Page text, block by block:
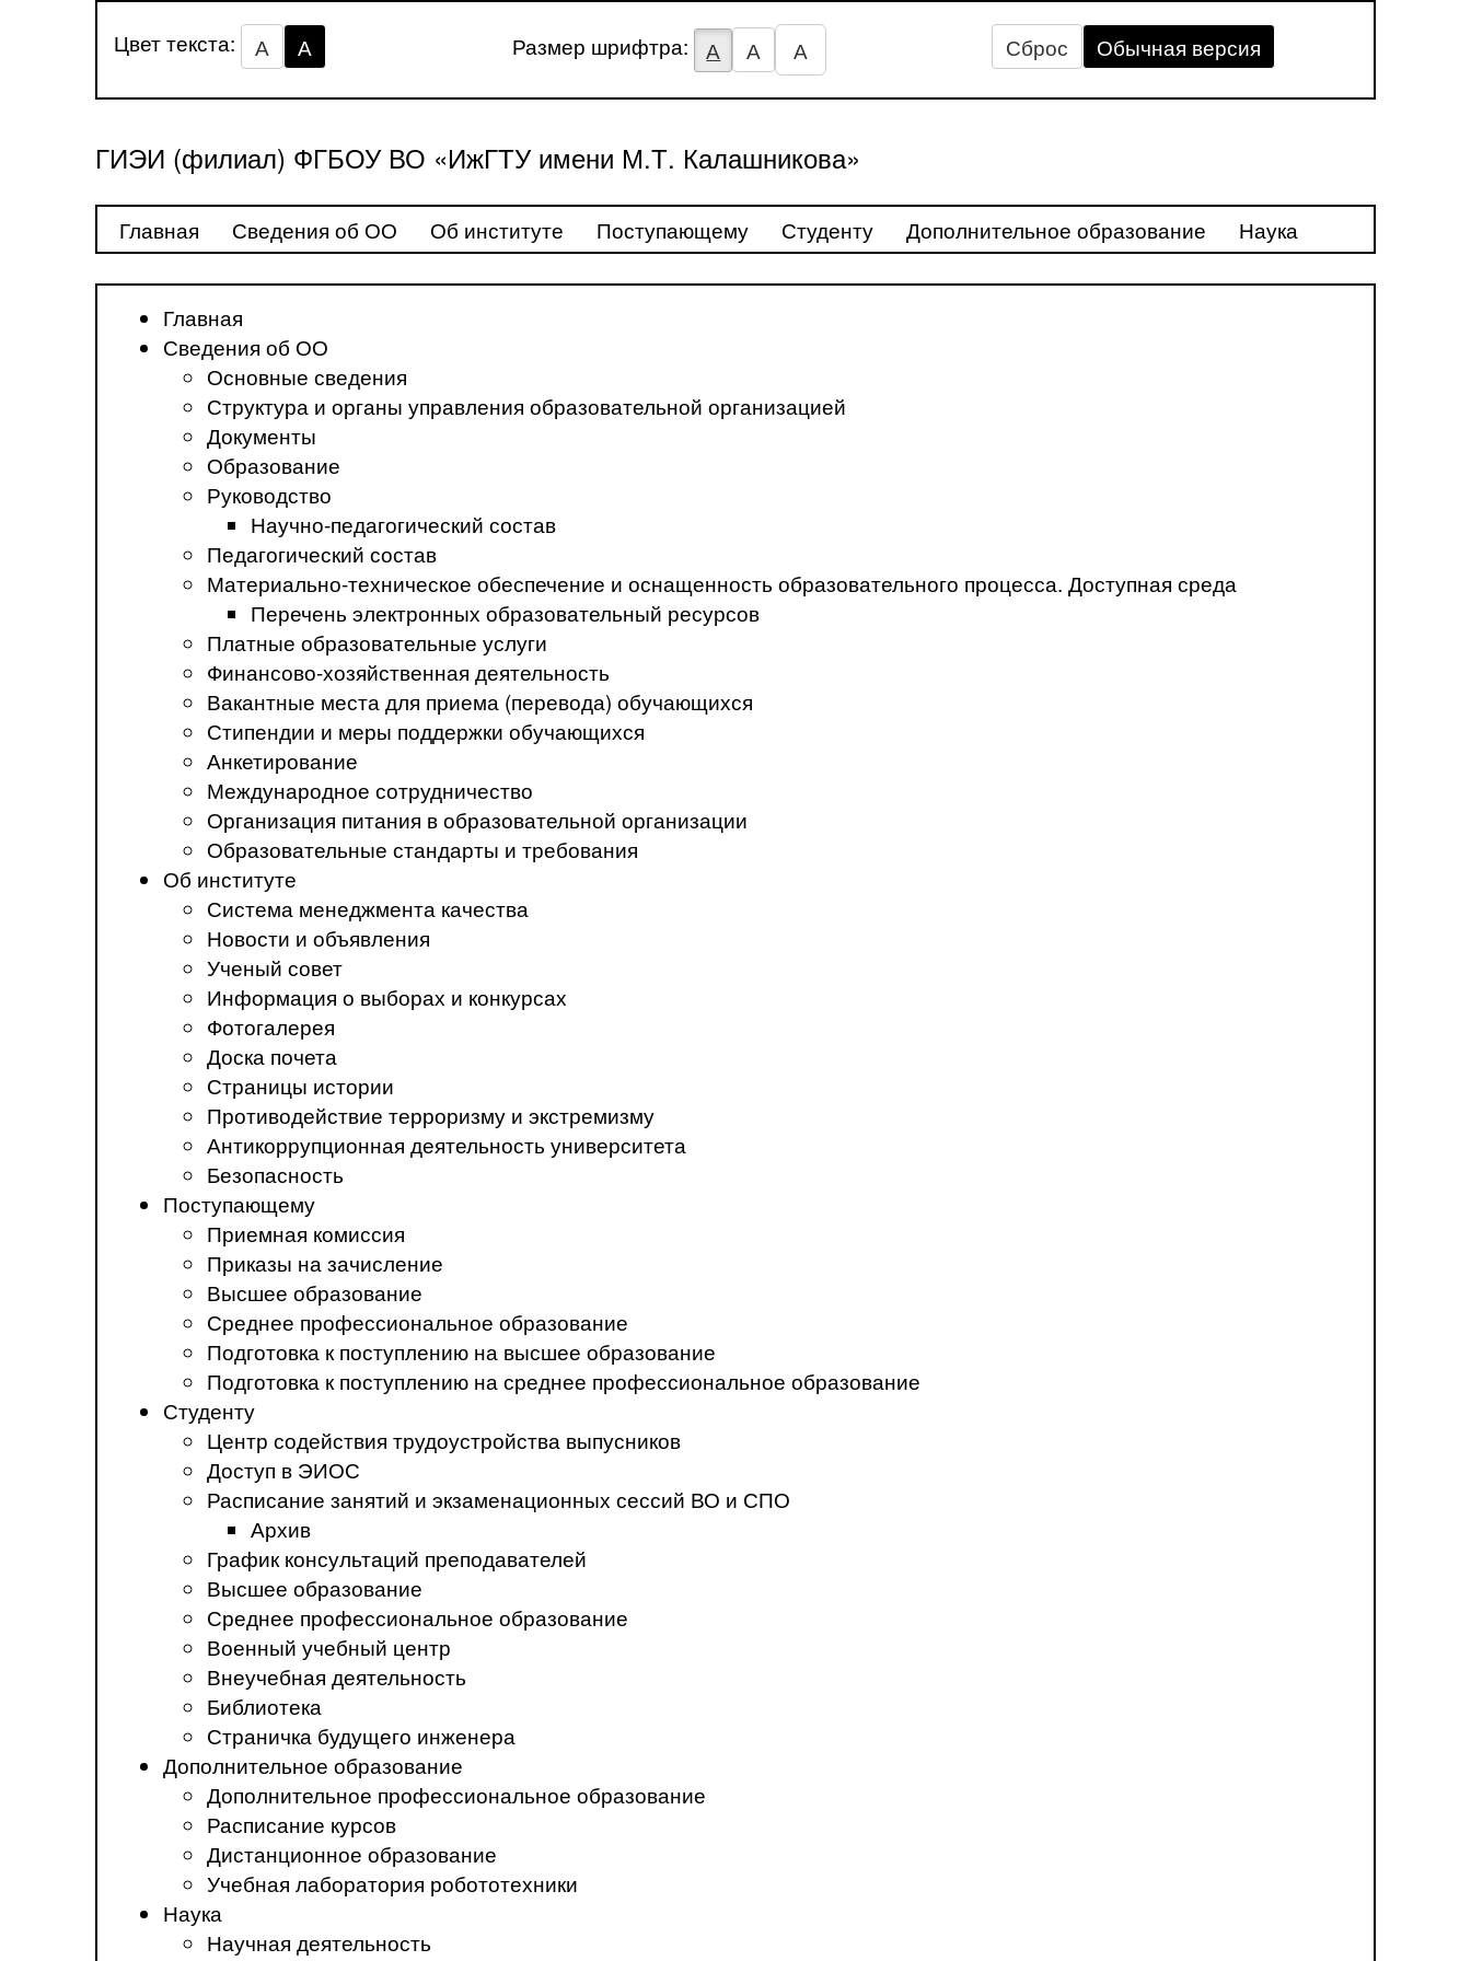
Цвет текста: А А Размер шрифтра: А А А Сброс Обычная версия
ГИЭИ (филиал) ФГБОУ ВО «ИжГТУ имени М.Т. Калашникова»
Главная Сведения об ОО Об институте Поступающему Студенту Дополнительное образование Наука
Главная
Сведения об ОО
Основные сведения
Структура и органы управления образовательной организацией
Документы
Образование
Руководство
Научно-педагогический состав
Педагогический состав
Материально-техническое обеспечение и оснащенность образовательного процесса. Доступная среда
Перечень электронных образовательный ресурсов
Платные образовательные услуги
Финансово-хозяйственная деятельность
Вакантные места для приема (перевода) обучающихся
Стипендии и меры поддержки обучающихся
Анкетирование
Международное сотрудничество
Организация питания в образовательной организации
Образовательные стандарты и требования
Об институте
Система менеджмента качества
Новости и объявления
Ученый совет
Информация о выборах и конкурсах
Фотогалерея
Доска почета
Страницы истории
Противодействие терроризму и экстремизму
Антикоррупционная деятельность университета
Безопасность
Поступающему
Приемная комиссия
Приказы на зачисление
Высшее образование
Среднее профессиональное образование
Подготовка к поступлению на высшее образование
Подготовка к поступлению на среднее профессиональное образование
Студенту
Центр содействия трудоустройства выпусников
Доступ в ЭИОС
Расписание занятий и экзаменационных сессий ВО и СПО
Архив
График консультаций преподавателей
Высшее образование
Среднее профессиональное образование
Военный учебный центр
Внеучебная деятельность
Библиотека
Страничка будущего инженера
Дополнительное образование
Дополнительное профессиональное образование
Расписание курсов
Дистанционное образование
Учебная лаборатория робототехники
Наука
Научная деятельность